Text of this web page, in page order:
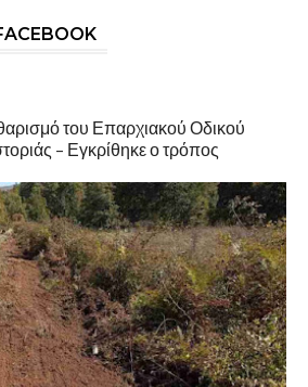
του Επαρχιακού Οδικού
– Εγκρίθηκε ο τρόπος